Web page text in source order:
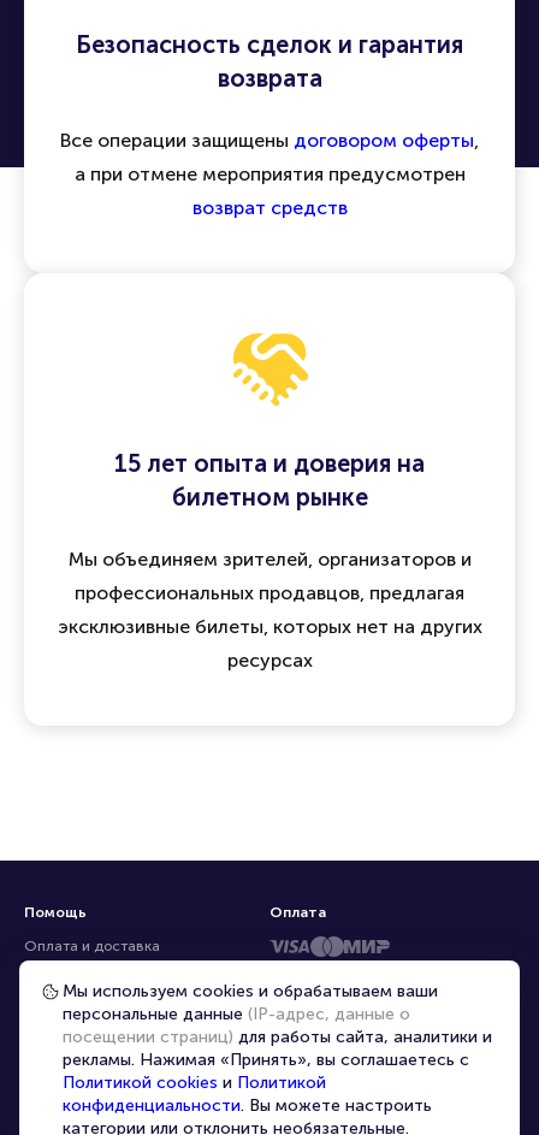
Безопасность сделок и гарантия
возврата
Все операции защищены договором оферты,
а при отмене мероприятия предусмотрен
возврат средств
15 лет опыта и доверия на
билетном рынке
Мы объединяем зрителей, организаторов и
профессиональных продавцов, предлагая
эксклюзивные билеты, которых нет на других
ресурсах
Помощь
Оплата и доставка
Частые вопросы
Перепродажа билетов
Организаторам
Корпоративным клиентам
VIP-билеты
Оплата
Мы используем cookies и обрабатываем ваши
персональные данные (IP-адрес, данные о
посещении страниц) для работы сайта, аналитики и
рекламы. Нажимая «Принять», вы соглашаетесь с
Политикой cookies и Политикой
конфиденциальности. Вы можете настроить
категории или отклонить необязательные.